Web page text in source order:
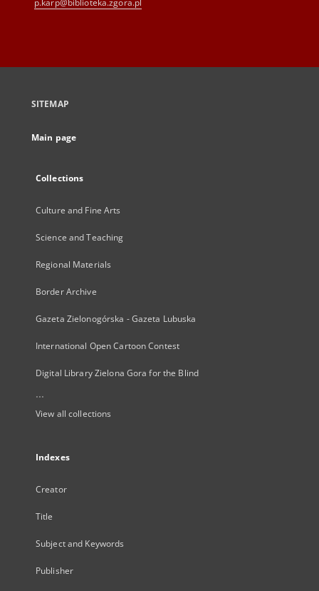
p.karp@biblioteka.zgora.pl
SITEMAP
Main page
Collections
Culture and Fine Arts
Science and Teaching
Regional Materials
Border Archive
Gazeta Zielonogórska - Gazeta Lubuska
International Open Cartoon Contest
Digital Library Zielona Gora for the Blind
...
View all collections
Indexes
Creator
Title
Subject and Keywords
Publisher